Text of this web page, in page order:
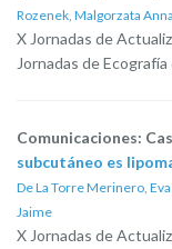
Rozenek, Malgorzata Anna
X Jornadas de
Jornadas de Ecografía
Comunicaciones:
subcutáneo es
De La Torre Merinero,
Jaime
X Jornadas de